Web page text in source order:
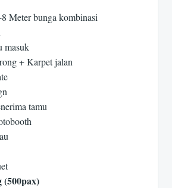
Meter bunga kombinasi
masuk
+ Karpet jalan
tamu